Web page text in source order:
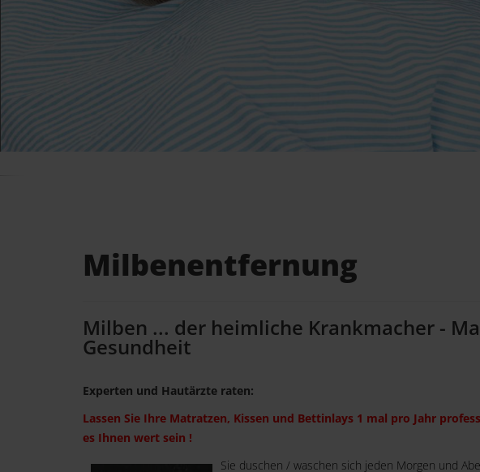
Milbenentfernung
Milben ... der heimliche Krankmacher -
Gesundheit
Experten und Hautärzte raten:
Lassen Sie Ihre Matratzen, Kissen und Bettinlays 1 mal pro Jahr
es Ihnen wert sein !
Sie duschen / waschen sich jeden Morgen und